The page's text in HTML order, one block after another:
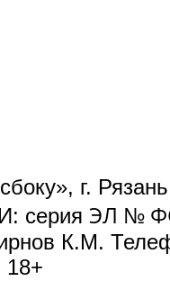
г.
серия ЭЛ №
К.М.
sends e-mail)
18+